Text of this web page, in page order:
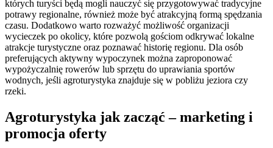
których turyści będą mogli nauczyć się przygotowywać tradycyjne
potrawy regionalne, również może być atrakcyjną formą spędzania
czasu. Dodatkowo warto rozważyć możliwość organizacji
wycieczek po okolicy, które pozwolą gościom odkrywać lokalne
atrakcje turystyczne oraz poznawać historię regionu. Dla osób
preferujących aktywny wypoczynek można zaproponować
wypożyczalnię rowerów lub sprzętu do uprawiania sportów
wodnych, jeśli agroturystyka znajduje się w pobliżu jeziora czy
rzeki.
Agroturystyka jak zacząć – marketing i
promocja oferty